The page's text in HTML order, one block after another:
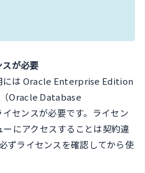
が必要
には Oracle Enterprise Edition
（Oracle Database
センスが必要です。ライセン
にアクセスすることは契約違
ずライセンスを確認してから使